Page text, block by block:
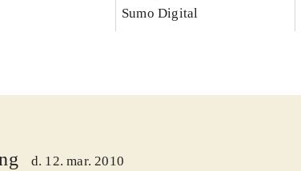
Sumo Digital
d. 12. mar. 2010